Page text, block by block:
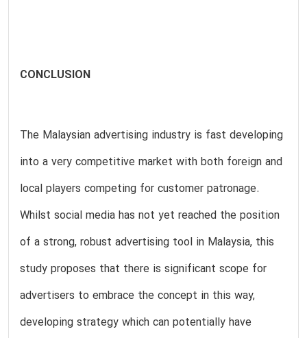
CONCLUSION
The Malaysian advertising industry is fast developing
into a very competitive market with both foreign and
local players competing for customer patronage.
Whilst social media has not yet reached the position
of a strong, robust advertising tool in Malaysia, this
study proposes that there is significant scope for
advertisers to embrace the concept in this way,
developing strategy which can potentially have